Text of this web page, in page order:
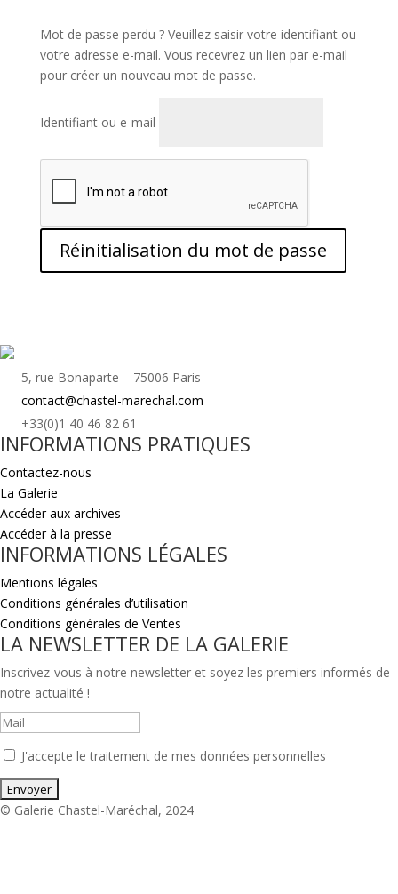
Mot de passe perdu ? Veuillez saisir votre identifiant ou
votre adresse e-mail. Vous recevrez un lien par e-mail
pour créer un nouveau mot de passe.
Identifiant ou e-mail
Réinitialisation du mot de passe
5, rue Bonaparte – 75006 Paris
contact@chastel-marechal.com
+33(0)1 40 46 82 61
INFORMATIONS PRATIQUES
Contactez-nous
La Galerie
Accéder aux archives
Accéder à la presse
INFORMATIONS LÉGALES
Mentions légales
Conditions générales d’utilisation
Conditions générales de Ventes
LA NEWSLETTER DE LA GALERIE
Inscrivez-vous à notre newsletter et soyez les premiers informés de
notre actualité !
J'accepte le traitement de mes données personnelles
© Galerie Chastel-Maréchal, 2024